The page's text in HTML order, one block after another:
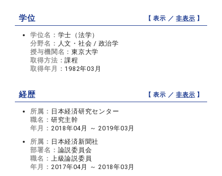
学位 【 表示 ／非表示 】
学位名： 学士（法学）
分野名： 人文・社会 / 政治学
授与機関名：東京大学
取得方法：課程
取得年月： 1982年03月
経歴 【 表示 ／非表示 】
所属： 日本経済研究センター
職名： 研究主幹
年月： 2018年04月 ～ 2019年03月
所属： 日本経済新聞社
部署名： 論説委員会
職名： 上級論説委員
年月： 2017年04月 ～ 2018年03月